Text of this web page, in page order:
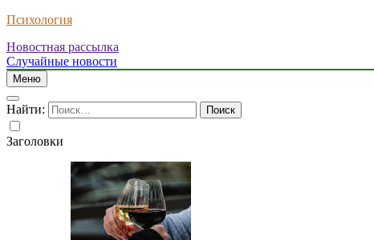
Психология
Новостная рассылка
Случайные новости
Меню
Найти:
Заголовки